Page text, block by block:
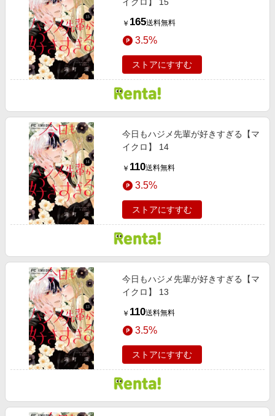
￥ 165送料無料
3.5%
ストアにすすむ
今日もハジメ先輩が好きすぎる【マ
イクロ】 14
￥ 110送料無料
3.5%
ストアにすすむ
今日もハジメ先輩が好きすぎる【マ
イクロ】 13
￥ 110送料無料
3.5%
ストアにすすむ